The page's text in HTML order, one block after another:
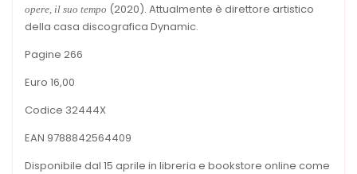
opere, il suo tempo (2020). Attualmente è direttore artistico
della casa discografica Dynamic.
Pagine 266
Euro 16,00
Codice 32444X
EAN 9788842564409
Disponibile dal 15 aprile in libreria e bookstore online come